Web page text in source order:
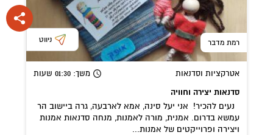
רמת מדבר ניווט
אטרקציות וסדנאות משך: 01:30 שעות
סדנאות יצירה וחוויה
נעים להכיר! אני יעל סינה, אמא לארבעה, גרה ביישוב הר
עמשא בדרום. אמנית, מורה לאמנות, מנחה סדנאות אמנות
ויצירה ופרוייקטים של אמנות...